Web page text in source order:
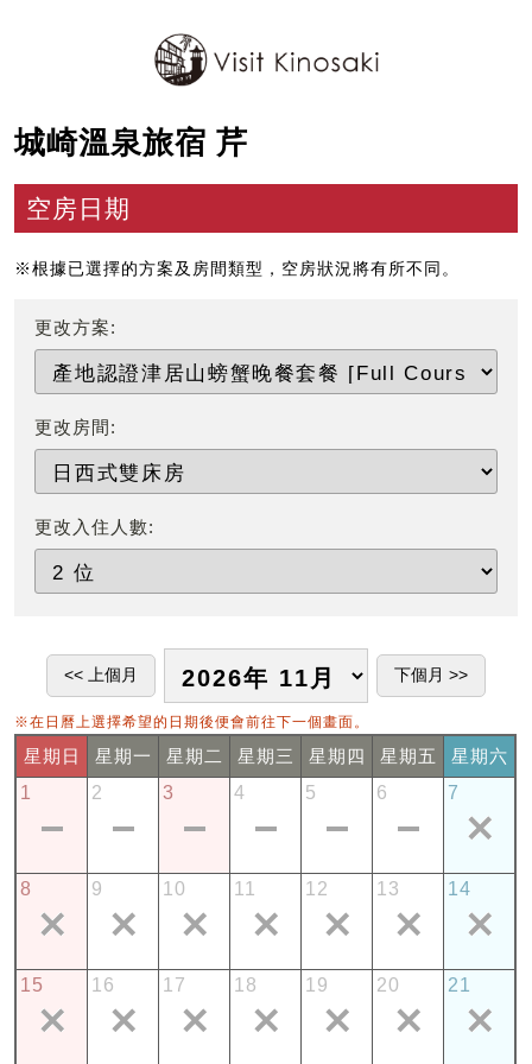
城崎溫泉旅宿 芹
空房日期
※根據已選擇的方案及房間類型，空房狀況將有所不同。
更改方案:
更改房間:
更改入住人數:
※在日曆上選擇希望的日期後便會前往下一個畫面。
星期日 星期一 星期二 星期三 星期四 星期五
星期六
1
2 3 4 5 6 7
8 9 10 11 12 13 14
15 16 17 18 19 20 21